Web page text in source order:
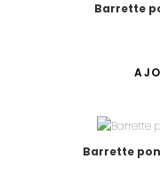
Barrette
Barrette